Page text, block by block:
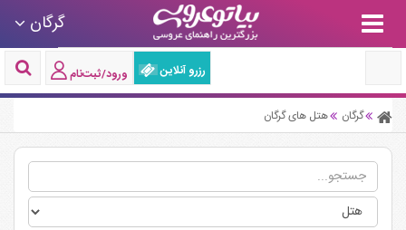
گرگان
رزرو آنلاین ورود/ثبت‌نام
گرگان هتل های گرگان